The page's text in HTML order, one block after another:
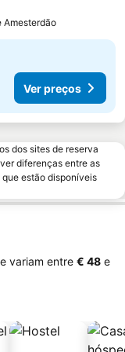
Amesterdão
Ver preços
dos sites de reserva
diferenças entre as
estão disponíveis
variam entre ‎€ 48 e